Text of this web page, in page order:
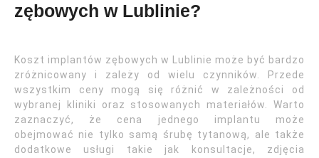
zębowych w Lublinie?
Koszt implantów zębowych w Lublinie może być bardzo
zróżnicowany i zależy od wielu czynników. Przede
wszystkim ceny mogą się różnić w zależności od
wybranej kliniki oraz stosowanych materiałów. Warto
zaznaczyć, że cena jednego implantu może
obejmować nie tylko samą śrubę tytanową, ale także
dodatkowe usługi takie jak konsultacje, zdjęcia